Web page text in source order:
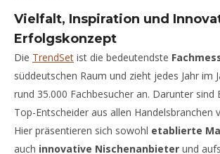
Vielfalt, Inspiration und
Erfolgskonzept
Die TrendSet ist die bedeutendste
süddeutschen Raum und zieht jedes Jahr im
rund 35.000 Fachbesucher an. Darunter sind
Top-Entscheider aus allen Handelsbranchen
Hier präsentieren sich sowohl etablierte
auch innovative Nischenanbieter und